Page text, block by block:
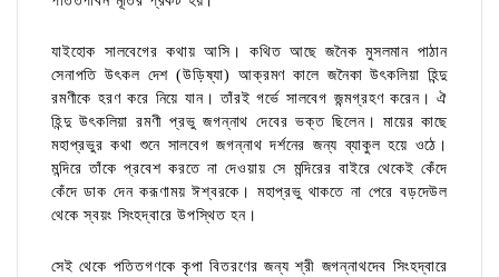
যাইহোক সালবেগের কথায় আসি। কথিত আছে জনৈক মুসলমান পাঠান
সেনাপতি উৎকল দেশ (উড়িষ্যা) আক্রমণ কালে জনৈকা উৎকলিয়া হিন্দু
রমণীকে হরণ করে নিয়ে যান। তাঁরই গর্ভে সালবেগ জন্মগ্রহণ করেন। ঐ
হিন্দু উৎকলিয়া রমণী প্রভু জগন্নাথ দেবের ভক্ত ছিলেন। মায়ের কাছে
মহাপ্রভুর কথা শুনে সালবেগ জগন্নাথ দর্শনের জন্য ব্যাকুল হয়ে ওঠে।
মন্দিরে তাঁকে প্রবেশ করতে না দেওয়ায় সে মন্দিরের বাইরে থেকেই কেঁদে
কেঁদে ডাক দেন করূণাময় ঈশ্বরকে। মহাপ্রভু থাকতে না পেরে বড়দেউল
থেকে স্বয়ং সিংহদ্বারে উপস্থিত হন।
সেই থেকে পতিতগণকে কৃপা বিতরণের জন্য শ্রী জগন্নাথদেব সিংহদ্বারে